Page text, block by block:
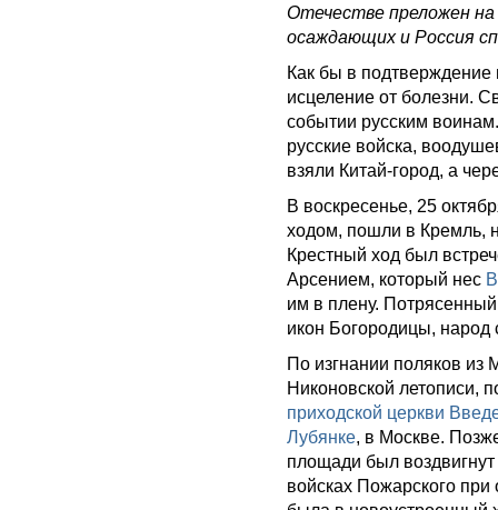
Отечестве преложен на
осаждающих и Россия
Как бы в подтверждение
исцеление от болезни.
событии русским
русские войска,
взяли Китай-город, а
В воскресенье, 25
ходом, пошли в Кремль,
Крестный ход был
Арсением, который нес
им в плену.
икон Богородицы, народ
По изгнании поляков
Никоновской летописи,
приходской церкви
Лубянке, в Москве.
площади был воздвигнут
войсках Пожарского